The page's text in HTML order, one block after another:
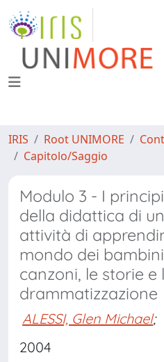
IRIS Root UNIMORE
Capitolo/Saggio
Modulo 3 - I
della didattica di
attività di
mondo dei
canzoni, le storie e
drammatizzazione
ALESSI, Glen Michael;
2004